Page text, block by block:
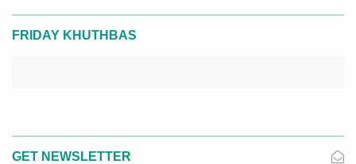
FRIDAY KHUTHBAS
GET NEWSLETTER